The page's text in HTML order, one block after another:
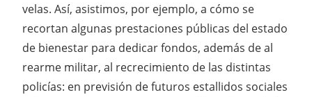
velas. Así, asistimos, por ejemplo, a cómo se
recortan algunas prestaciones públicas del estado
de bienestar para dedicar fondos, además de al
rearme militar, al recrecimiento de las distintas
policías: en previsión de futuros estallidos sociales